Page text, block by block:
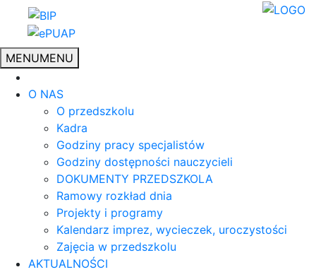
MENUMENU
O NAS
O przedszkolu
Kadra
Godziny pracy specjalistów
Godziny dostępności nauczycieli
DOKUMENTY PRZEDSZKOLA
Ramowy rozkład dnia
Projekty i programy
Kalendarz imprez, wycieczek, uroczystości
Zajęcia w przedszkolu
AKTUALNOŚCI